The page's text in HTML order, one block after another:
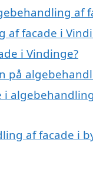
af
af facade i
i Vindinge?
på
af facade i